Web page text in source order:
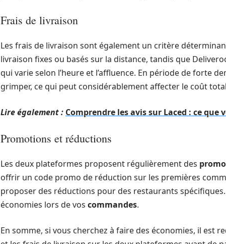
Frais de livraison
Les frais de livraison sont également un critère
livraison fixes ou basés sur la distance, tandis que
qui varie selon l’heure et l’affluence. En période de forte
grimper, ce qui peut considérablement affecter le coût
Lire également : Comprendre les avis sur Laced : ce
Promotions et réductions
Les deux plateformes proposent régulièrement des
offrir un code promo de réduction sur les premières
proposer des réductions pour des restaurants spécifiques.
économies lors de vos commandes.
En somme, si vous cherchez à faire des économies, il est